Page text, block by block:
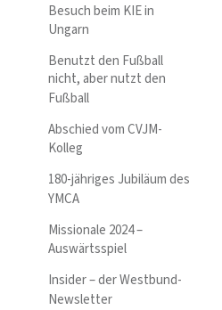
Besuch beim KIE in
Ungarn
Benutzt den Fußball
nicht, aber nutzt den
Fußball
Abschied vom CVJM-
Kolleg
180-jähriges Jubiläum des
YMCA
Missionale 2024 –
Auswärtsspiel
Insider – der Westbund-
Newsletter